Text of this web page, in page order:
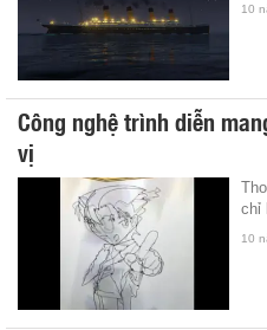
10
Công nghệ trình diễn
vị
chỉ
10